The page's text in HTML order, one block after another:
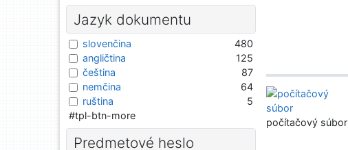
počítačový súbor
Jazyk dokumentu
slovenčina
480
angličtina
125
čeština
87
nemčina
64
ruština
5
#tpl-btn-more
Predmetové heslo